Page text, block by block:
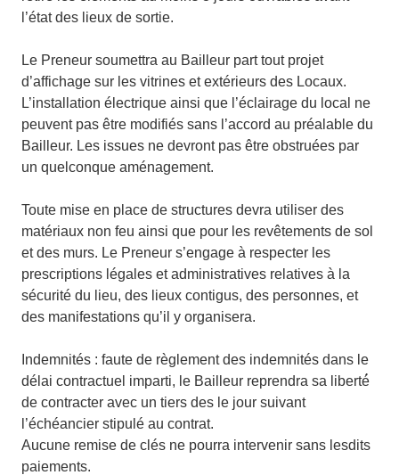
l’état des lieux de sortie.
Le Preneur soumettra au Bailleur part tout projet
d’affichage sur les vitrines et extérieurs des Locaux.
L’installation électrique ainsi que l’éclairage du local ne
peuvent pas être modifiés sans l’accord au préalable du
Bailleur. Les issues ne devront pas être obstruées par
un quelconque aménagement.
Toute mise en place de structures devra utiliser des
matériaux non feu ainsi que pour les revêtements de sol
et des murs. Le Preneur s’engage à respecter les
prescriptions légales et administratives relatives à la
sécurité du lieu, des lieux contigus, des personnes, et
des manifestations qu’il y organisera.
Indemnités : faute de règlement des indemnités dans le
délai contractuel imparti, le Bailleur reprendra sa liberté́
de contracter avec un tiers des le jour suivant
l’échéancier stipulé au contrat.
Aucune remise de clés ne pourra intervenir sans lesdits
paiements.